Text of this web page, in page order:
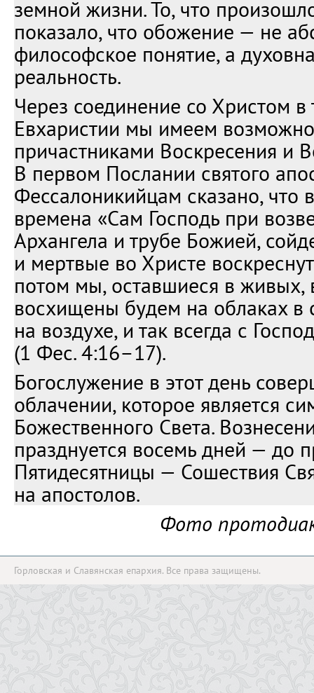
земной жизни. То, что
показало, что обожение — не
философское понятие, а
реальность.
Через соединение со Христом в
Евхаристии мы имеем
причастниками Воскресения и
В первом Послании святого
Фессалоникийцам сказано, что
времена «Сам Господь при
Архангела и трубе Божией,
и мертвые во Христе
потом мы, оставшиеся в живых,
восхищены будем на облаках в
на воздухе, и так всегда с
(1 Фес. 4:16–17).
Богослужение в этот день
облачении, которое является
Божественного Света.
празднуется восемь дней — до
Пятидесятницы — Сошествия
на апостолов.
Фото
Горловская и Славянская епархия. Все права защищены.